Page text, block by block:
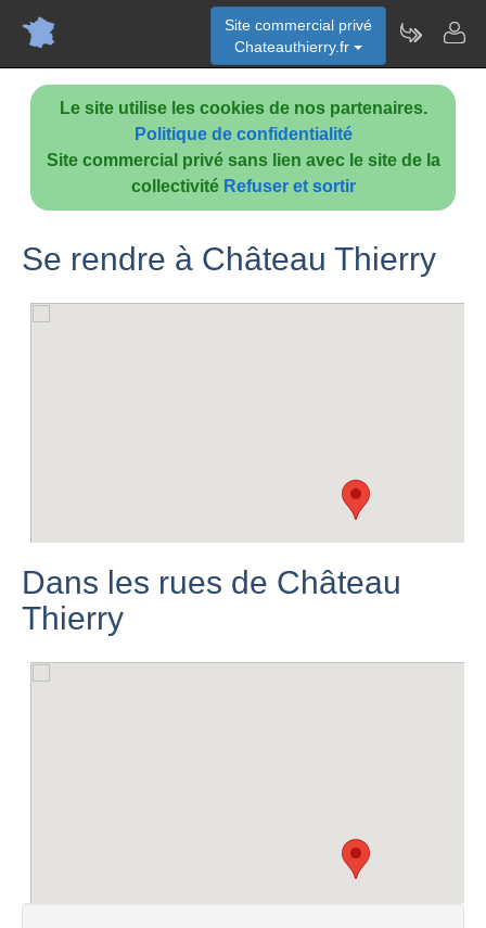
Le site utilise les cookies de nos partenaires.
Politique de confidentialité
Site commercial privé sans lien avec le site de la
collectivité Refuser et sortir
Site commercial privé
Chateauthierry.fr
Se rendre à Château Thierry
Dans les rues de Château
Thierry